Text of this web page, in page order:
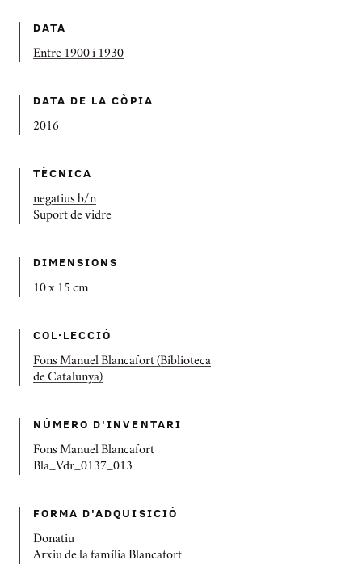
DATA
Entre 1900 i 1930
DATA DE LA CÒPIA
2016
TÈCNICA
negatius b/n
Suport de vidre
DIMENSIONS
10 x 15 cm
COL·LECCIÓ
Fons Manuel Blancafort (Biblioteca
de Catalunya)
NÚMERO D'INVENTARI
Fons Manuel Blancafort
Bla_Vdr_0137_013
FORMA D'ADQUISICIÓ
Donatiu
Arxiu de la família Blancafort